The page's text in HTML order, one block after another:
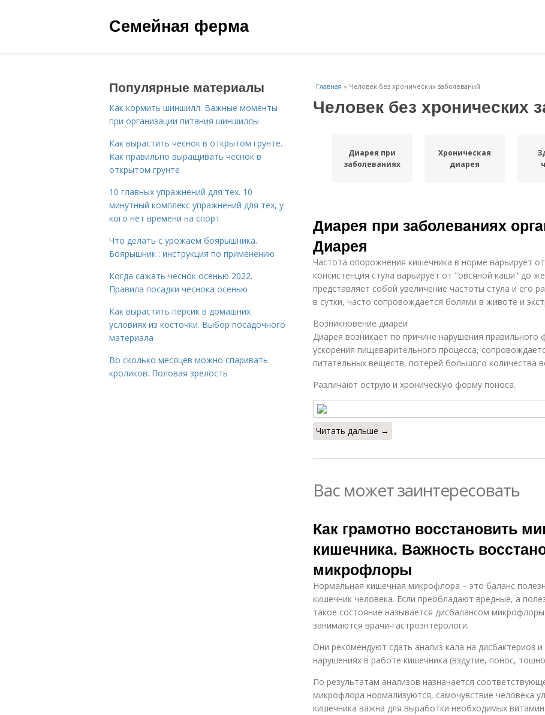
Семейная ферма
Главная » Человек без хронических заболеваний
Человек без хронических
Диарея при
заболеваниях
Хроническая
диарея
Диарея при заболеваниях
Диарея
Частота опорожнения кишечника в норме варьирует
консистенция стула варьирует от "овсяной каши" до
представляет собой увеличение частоты стула и его
в сутки, часто сопровождается болями в животе и
Возникновение диареи
Диарея возникает по причине нарушения правильного
ускорения пищеварительного процесса,
питательных веществ, потерей большого количества
Различают острую и хроническую форму поноса.
Читать дальше →
Вас может заинтересовать
Как грамотно восстановить
кишечника. Важность
микрофлоры
Нормальная кишечная микрофлора – это баланс
кишечник человека. Если преобладают вредные, а
такое состояние называется дисбалансом
занимаются врачи-гастроэнтерологи.
Они рекомендуют сдать анализ кала на дисбактериоз
нарушениях в работе кишечника (вздутие, понос,
По результатам анализов назначается
микрофлора нормализуются, самочувствие человека
кишечника важна для выработки необходимых
Популярные материалы
Как кормить шиншилл. Важные моменты
при организации питания шиншиллы
Как вырастить чеснок в открытом грунте.
Как правильно выращивать чеснок в
открытом грунте
10 главных упражнений для тех. 10
минутный комплекс упражнений для тех, у
кого нет времени на спорт
Что делать с урожаем боярышника.
Боярышник : инструкция по применению
Когда сажать чеснок осенью 2022.
Правила посадки чеснока осенью
Как вырастить персик в домашних
условиях из косточки. Выбор посадочного
материала
Во сколько месяцев можно спаривать
кроликов. Половая зрелость